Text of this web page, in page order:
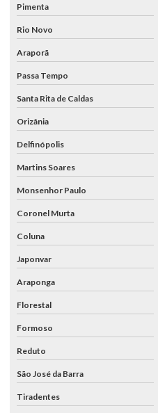
Pimenta
Rio Novo
Araporã
Passa Tempo
Santa Rita de Caldas
Orizânia
Delfinópolis
Martins Soares
Monsenhor Paulo
Coronel Murta
Coluna
Japonvar
Araponga
Florestal
Formoso
Reduto
São José da Barra
Tiradentes